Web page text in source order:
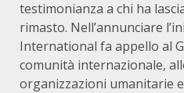
testimonianza a chi ha
rimasto. Nell’annunciare
International fa appello al
comunità internazionale,
organizzazioni umanitarie